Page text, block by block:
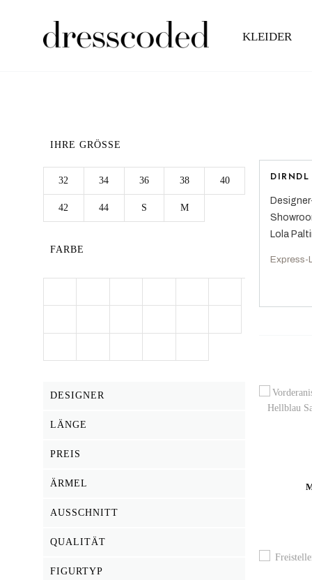
KLEIDER
IHRE GRÖSSE
32 34 36 38 40
42 44 S M
FARBE
DESIGNER
LÄNGE
PREIS
ÄRMEL
AUSSCHNITT
QUALITÄT
FIGURTYP
Lola
Express-